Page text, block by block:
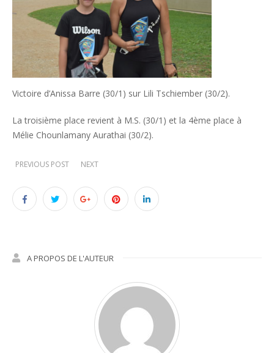
Victoire d’Anissa Barre (30/1) sur Lili Tschiember (30/2).
La troisième place revient à M.S. (30/1) et la 4ème place à
Mélie Chounlamany Aurathai (30/2).
PREVIOUS POST NEXT
A PROPOS DE L'AUTEUR